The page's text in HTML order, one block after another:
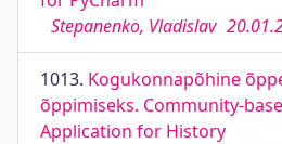
Stepanenko, Vladislav
1013. Kogukonnapõhine
õppimiseks. Community-
Application for History